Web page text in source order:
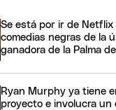
Se está por ir de Netflix
comedias negras de la
ganadora de la Palma
Ryan Murphy ya tiene
proyecto e involucra un